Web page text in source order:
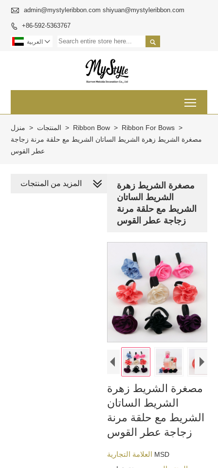
 admin@mystyleribbon.com shiyuan@mystyleribbon.com
 +86-592-5363767
 العربية 
منزل > المنتجات > Ribbon Bow > Ribbon For Bows >
مصغرة الشريط زهرة الشريط الساتان الشريط مع حلقة مرنة زجاجة
عطر القوس
مصغرة الشريط زهرة
الشريط الساتان
الشريط مع حلقة مرنة
زجاجة عطر القوس
مصغرة الشريط زهرة
الشريط الساتان
الشريط مع حلقة مرنة
زجاجة عطر القوس
MSD
المزيد من المنتجات